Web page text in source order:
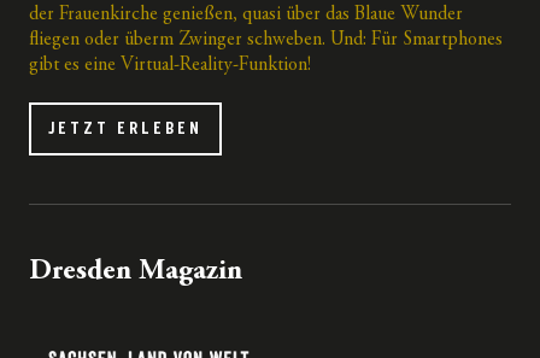
der Frauenkirche genießen, quasi über das Blaue Wunder
fliegen oder überm Zwinger schweben. Und: Für Smartphones
gibt es eine Virtual-Reality-Funktion!
JETZT ERLEBEN
Dresden Magazin